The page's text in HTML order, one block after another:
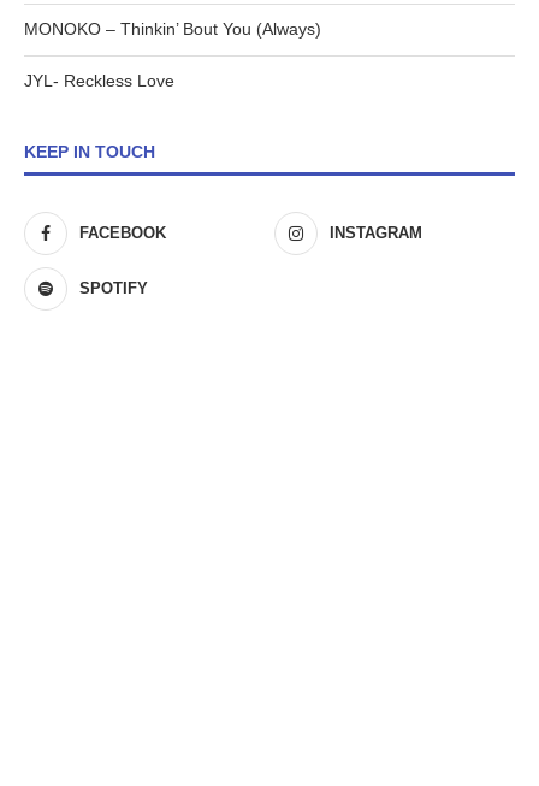
MONOKO – Thinkin’ Bout You (Always)
JYL- Reckless Love
KEEP IN TOUCH
FACEBOOK INSTAGRAM
SPOTIFY